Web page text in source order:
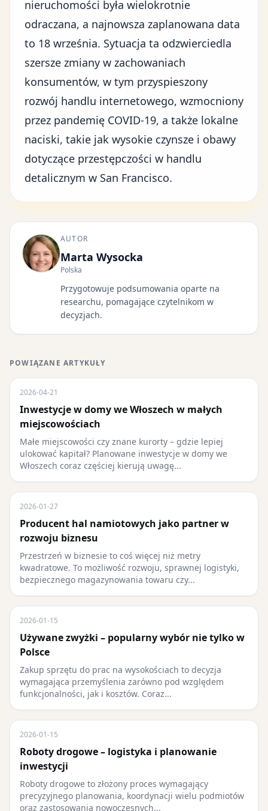
nieruchomości była wielokrotnie
odraczana, a najnowsza zaplanowana data
to 18 września. Sytuacja ta odzwierciedla
szersze zmiany w zachowaniach
konsumentów, w tym przyspieszony
rozwój handlu internetowego, wzmocniony
przez pandemię COVID-19, a także lokalne
naciski, takie jak wysokie czynsze i obawy
dotyczące przestępczości w handlu
detalicznym w San Francisco.
AUTOR
Marta Wysocka
Polska
Przygotowuje podsumowania oparte na
researchu, pomagające czytelnikom w
decyzjach.
POWIĄZANE ARTYKUŁY
2026-04-21
Inwestycje w domy we Włoszech w małych
miejscowościach
Małe miejscowości czy znane kurorty – gdzie lepiej
ulokować kapitał? Planowane inwestycje w domy we
Włoszech coraz częściej kierują uwagę...
2026-01-27
Producent hal namiotowych jako partner w
rozwoju biznesu
Przestrzeń w biznesie to coś więcej niż metry
kwadratowe. To możliwość rozwoju, sprawnej logistyki,
bezpiecznego magazynowania towaru czy...
2026-01-15
Używane zwyżki – popularny wybór nie tylko w
Polsce
Zakup sprzętu do prac na wysokościach to decyzja
wymagająca przemyślenia zarówno pod względem
funkcjonalności, jak i kosztów. Coraz...
2026-01-15
Roboty drogowe – logistyka i planowanie
inwestycji
Roboty drogowe to złożony proces wymagający
precyzyjnego planowania, koordynacji wielu podmiotów
oraz zastosowania nowoczesnych...